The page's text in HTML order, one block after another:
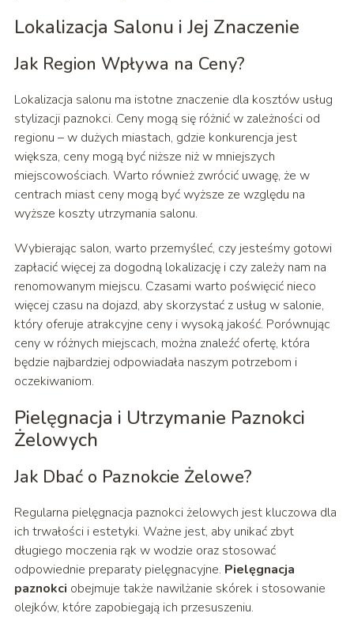
Lokalizacja Salonu i Jej Znaczenie
Jak Region Wpływa na Ceny?
Lokalizacja salonu ma istotne znaczenie dla kosztów usług
stylizacji paznokci. Ceny mogą się różnić w zależności od
regionu – w dużych miastach, gdzie konkurencja jest
większa, ceny mogą być niższe niż w mniejszych
miejscowościach. Warto również zwrócić uwagę, że w
centrach miast ceny mogą być wyższe ze względu na
wyższe koszty utrzymania salonu.
Wybierając salon, warto przemyśleć, czy jesteśmy gotowi
zapłacić więcej za dogodną lokalizację i czy zależy nam na
renomowanym miejscu. Czasami warto poświęcić nieco
więcej czasu na dojazd, aby skorzystać z usług w salonie,
który oferuje atrakcyjne ceny i wysoką jakość. Porównując
ceny w różnych miejscach, można znaleźć ofertę, która
będzie najbardziej odpowiadała naszym potrzebom i
oczekiwaniom.
Pielęgnacja i Utrzymanie Paznokci
Żelowych
Jak Dbać o Paznokcie Żelowe?
Regularna pielęgnacja paznokci żelowych jest kluczowa dla
ich trwałości i estetyki. Ważne jest, aby unikać zbyt
długiego moczenia rąk w wodzie oraz stosować
odpowiednie preparaty pielęgnacyjne. Pielęgnacja
paznokci obejmuje także nawilżanie skórek i stosowanie
olejków, które zapobiegają ich przesuszeniu.